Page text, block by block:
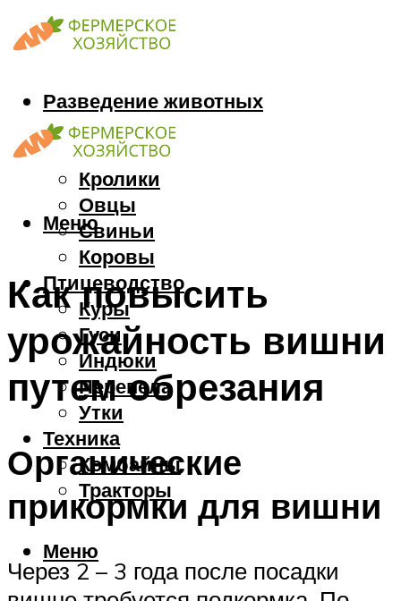
Разведение животных
Козы
Кони
Кролики
Овцы
Свиньи
Коровы
Птицеводство
Куры
Гуси
Индюки
Перепела
Утки
Техника
Комбайны
Тракторы
Меню
Меню
Как повысить
урожайность вишни
путем обрезания
Органические
прикормки для вишни
Через 2 – 3 года после посадки